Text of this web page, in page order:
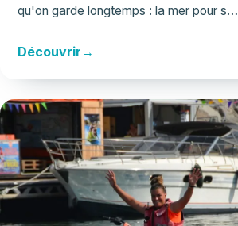
qu'on garde longtemps : la mer pour s…
Découvrir